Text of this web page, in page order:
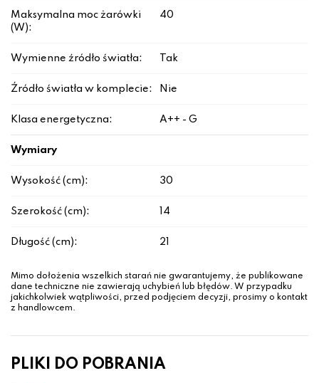
Maksymalna moc żarówki
(W):
40
Wymienne źródło światła: Tak
Źródło światła w komplecie: Nie
Klasa energetyczna: A++ - G
Wymiary
Wysokość (cm): 30
Szerokość (cm): 14
Długość (cm): 21
Mimo dołożenia wszelkich starań nie gwarantujemy, że publikowane
dane techniczne nie zawierają uchybień lub błędów. W przypadku
jakichkolwiek wątpliwości, przed podjęciem decyzji, prosimy o kontakt
z handlowcem.
PLIKI DO POBRANIA